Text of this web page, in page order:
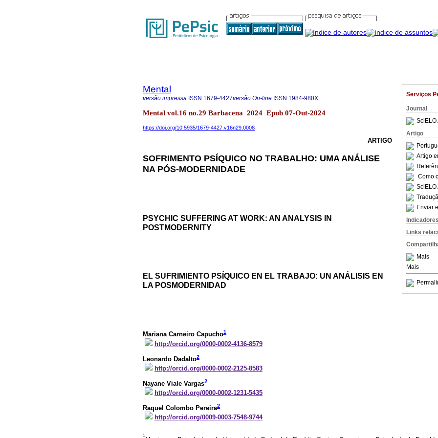
Serviços
Journal
SciELO
Artigo
Artigo
Como
SciELO
Enviar
Indicadores
Links
Mais
Mais
Mental
versão impressa ISSN 1679-4427versão On-line ISSN 1984-980X
Mental vol.16 no.29 Barbacena 2024 Epub 07-Out-2024
https://doi.org/10.5935/1679-4427.v16n29.0008
ARTIGO
SOFRIMENTO PSÍQUICO NO TRABALHO: UMA ANÁLISE
NA PÓS-MODERNIDADE
PSYCHIC SUFFERING AT WORK: AN ANALYSIS IN
POSTMODERNITY
EL SUFRIMIENTO PSÍQUICO EN EL TRABAJO: UN ANÁLISIS EN
LA POSMODERNIDAD
Mariana Carneiro Capucho1
http://orcid.org/0000-0002-4136-8579
Leonardo Dadalto2
http://orcid.org/0000-0002-2125-8583
Nayane Viale Vargas2
http://orcid.org/0000-0002-1231-5435
Raquel Colombo Pereira2
http://orcid.org/0009-0003-7548-9744
1